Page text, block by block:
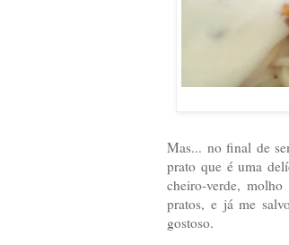
Mas... no final de
prato que é uma
cheiro-verde,
pratos, e já me
gostoso.